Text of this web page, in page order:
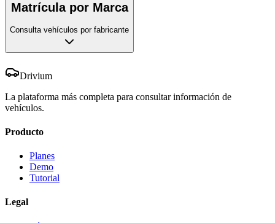
Matrícula por Marca
Consulta vehículos por fabricante
Drivium
La plataforma más completa para consultar información de
vehículos.
Producto
Planes
Demo
Tutorial
Legal